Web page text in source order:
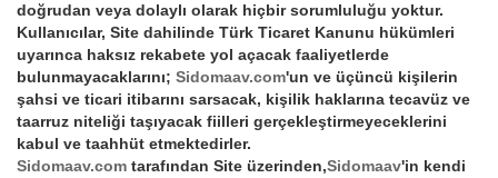
doğrudan veya dolaylı olarak hiçbir sorumluluğu yoktur.
Kullanıcılar, Site dahilinde Türk Ticaret Kanunu hükümleri
uyarınca haksız rekabete yol açacak faaliyetlerde
bulunmayacaklarını; Sidomaav.com'un ve üçüncü kişilerin
şahsi ve ticari itibarını sarsacak, kişilik haklarına tecavüz ve
taarruz niteliği taşıyacak fiilleri gerçekleştirmeyeceklerini
kabul ve taahhüt etmektedirler.
Sidomaav.com tarafından Site üzerinden,Sidomaav'in kendi